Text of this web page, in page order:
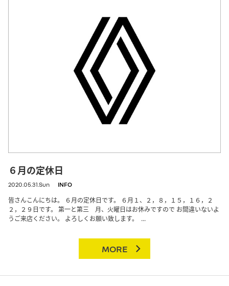
６月の定休日
2020.05.31.Sun INFO
皆さんこんにちは。 ６月の定休日です。 ６月１、２，８，１５，１６，２
２，２９日です。 第一と第三 月、火曜日はお休みですので お間違いないよ
うご来店ください。 よろしくお願い致します。 ...
MORE